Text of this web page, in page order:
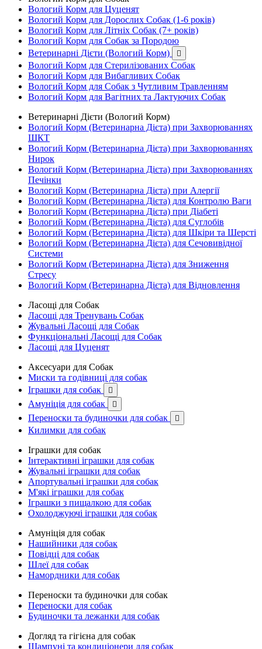
Вологий Корм для Цуценят
Вологий Корм для Дорослих Собак (1-6 років)
Вологий Корм для Літніх Собак (7+ років)
Вологий Корм для Собак за Породою
Ветеринарні Дієти (Вологий Корм)

Вологий Корм для Стерилізованих Собак
Вологий Корм для Вибагливих Собак
Вологий Корм для Собак з Чутливим Травленням
Вологий Корм для Вагітних та Лактуючих Собак
Ветеринарні Дієти (Вологий Корм)
Вологий Корм (Ветеринарна Дієта) при Захворюваннях
ШКТ
Вологий Корм (Ветеринарна Дієта) при Захворюваннях
Нирок
Вологий Корм (Ветеринарна Дієта) при Захворюваннях
Печінки
Вологий Корм (Ветеринарна Дієта) при Алергії
Вологий Корм (Ветеринарна Дієта) для Контролю Ваги
Вологий Корм (Ветеринарна Дієта) при Діабеті
Вологий Корм (Ветеринарна Дієта) для Суглобів
Вологий Корм (Ветеринарна Дієта) для Шкіри та Шерсті
Вологий Корм (Ветеринарна Дієта) для Сечовивідної
Системи
Вологий Корм (Ветеринарна Дієта) для Зниження
Стресу
Вологий Корм (Ветеринарна Дієта) для Відновлення
Ласощі для Собак
Ласощі для Тренувань Собак
Жувальні Ласощі для Собак
Функціональні Ласощі для Собак
Ласощі для Цуценят
Аксесуари для Собак
Миски та годівниці для собак
Іграшки для собак

Амуніція для собак 
Переноски та будиночки для собак 
Килимки для собак
Іграшки для собак
Інтерактивні іграшки для собак
Жувальні іграшки для собак
Апортувальні іграшки для собак
М'які іграшки для собак
Іграшки з пищалкою для собак
Охолоджуючі іграшки для собак
Амуніція для собак
Нашийники для собак
Повідці для собак
Шлеї для собак
Намордники для собак
Переноски та будиночки для собак
Переноски для собак
Будиночки та лежанки для собак
Догляд та гігієна для собак
Шампуні та кондиціонери для собак